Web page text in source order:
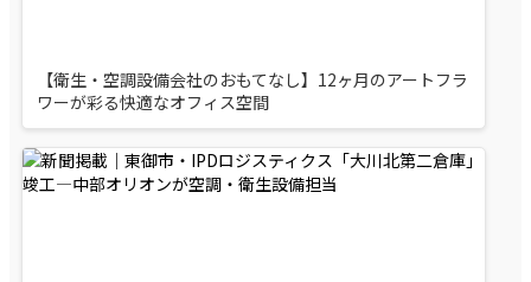
【衛生・空調設備会社のおもてなし】12ヶ月のアートフラ
ワーが彩る快適なオフィス空間